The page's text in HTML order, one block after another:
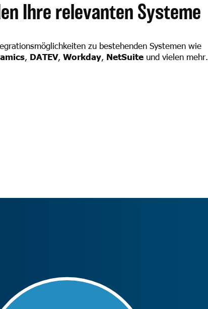
Ihre relevanten Systeme
zu bestehenden Systemen wie
, DATEV,Workday, NetSuite und vielen mehr.